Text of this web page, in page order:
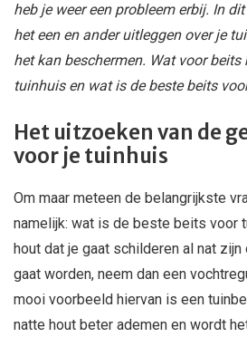
heb je weer een probleem erbij. In
het een en ander uitleggen over je
het kan beschermen. Wat voor beits
tuinhuis en wat is de beste beits
Het uitzoeken van de
voor je tuinhuis
Om maar meteen de belangrijkste
namelijk: wat is de beste beits voor
hout dat je gaat schilderen al nat
gaat worden, neem dan een
mooi voorbeeld hiervan is een
natte hout beter ademen en wordt